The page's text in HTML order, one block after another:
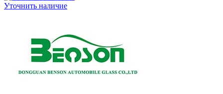
Уточнить наличие